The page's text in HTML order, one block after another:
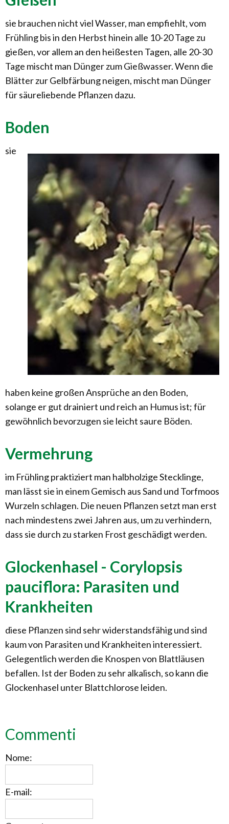
sie brauchen nicht viel Wasser, man empfiehlt, vom
Frühling bis in den Herbst hinein alle 10-20 Tage zu
gießen, vor allem an den heißesten Tagen, alle 20-30
Tage mischt man Dünger zum Gießwasser. Wenn die
Blätter zur Gelbfärbung neigen, mischt man Dünger
für säureliebende Pflanzen dazu.
Boden
sie
haben keine großen Ansprüche an den Boden,
solange er gut drainiert und reich an Humus ist; für
gewöhnlich bevorzugen sie leicht saure Böden.
Vermehrung
im Frühling praktiziert man halbholzige Stecklinge,
man lässt sie in einem Gemisch aus Sand und Torfmoos
Wurzeln schlagen. Die neuen Pflanzen setzt man erst
nach mindestens zwei Jahren aus, um zu verhindern,
dass sie durch zu starken Frost geschädigt werden.
Glockenhasel - Corylopsis
pauciflora: Parasiten und
Krankheiten
diese Pflanzen sind sehr widerstandsfähig und sind
kaum von Parasiten und Krankheiten interessiert.
Gelegentlich werden die Knospen von Blattläusen
befallen. Ist der Boden zu sehr alkalisch, so kann die
Glockenhasel unter Blattchlorose leiden.
Commenti
Nome:
E-mail: